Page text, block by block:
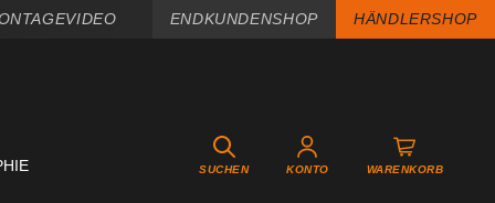
ENDKUNDENSHOP HÄNDLERSHOP
SUCHEN KONTO WARENKORB